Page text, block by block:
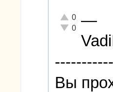
Отлично!
0
Неадекватно!
0 —
Вы